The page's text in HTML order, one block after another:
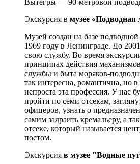
Экскурсия в музее «Подводная
Музей создан на базе
1969 году в Ленинграде. До
свою службу. Во время
принципах действия
службы и быта моряков-
так интересна, романтична, но
непроста эта профессия. У нас
пройти по семи отсекам,
офицеров, узнать о
самим задраить кремальеру, а
отсеке, который называется
постом.
Экскурсия в музее "Водные